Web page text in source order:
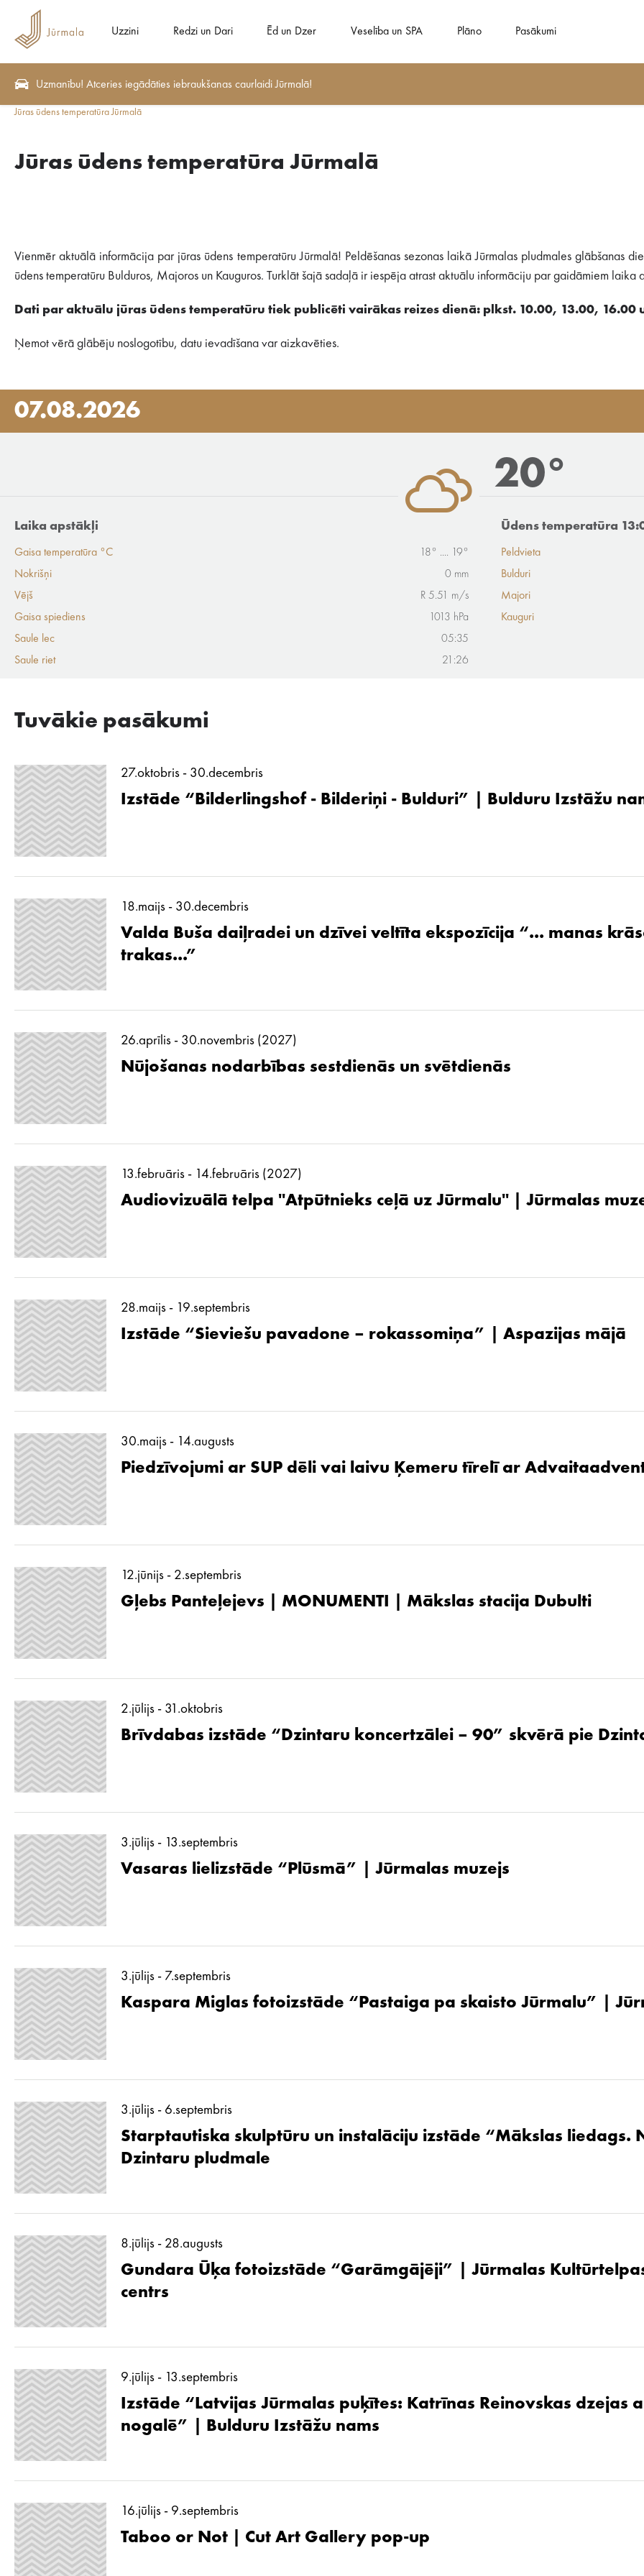
Uzzini Redzi un Dari Ēd un Dzer Veselība un SPA Plāno Pasākumi
Uzmanību! Atceries iegādāties iebraukšanas caurlaidi Jūrmalā!
Jūras ūdens temperatūra Jūrmalā
Jūras ūdens temperatūra Jūrmalā
Vienmēr aktuālā informācija par jūras ūdens temperatūru Jūrmalā! Peldēšanas sezonas laikā Jūrmalas pludmales glābšanas
ūdens temperatūru Bulduros, Majoros un Kauguros. Turklāt šajā sadaļā ir iespēja atrast aktuālu informāciju par gaidāmiem
Dati par aktuālu jūras ūdens temperatūru tiek publicēti vairākas reizes dienā: plkst. 10.00, 13.00, 16.00
Ņemot vērā glābēju noslogotību, datu ievadīšana var aizkavēties.
07.08.2026
20°
Laika apstākļi
Gaisa temperatūra °C
18° .... 19°
Nokrišņi
0 mm
Vējš
R 5.51 m/s
Gaisa spiediens
1013 hPa
Saule lec
05:35
Saule riet
21:26
Ūdens temperatūra
Peldvieta
Bulduri
Majori
Kauguri
Tuvākie pasākumi
27.oktobris - 30.decembris
Izstāde “Bilderlingshof - Bilderiņi - Bulduri” | Bulduru Izstāžu
18.maijs - 30.decembris
Valda Buša daiļradei un dzīvei veltīta ekspozīcija “... manas
trakas...”
26.aprīlis - 30.novembris (2027)
Nūjošanas nodarbības sestdienās un svētdienās
13.februāris - 14.februāris (2027)
Audiovizuālā telpa ''Atpūtnieks ceļā uz Jūrmalu'' | Jūrmalas
28.maijs - 19.septembris
Izstāde “Sieviešu pavadone – rokassomiņa” | Aspazijas mājā
30.maijs - 14.augusts
Piedzīvojumi ar SUP dēli vai laivu Ķemeru tīrelī ar
12.jūnijs - 2.septembris
Gļebs Panteļejevs | MONUMENTI | Mākslas stacija Dubulti
2.jūlijs - 31.oktobris
Brīvdabas izstāde “Dzintaru koncertzālei – 90” skvērā pie
3.jūlijs - 13.septembris
Vasaras lielizstāde “Plūsmā” | Jūrmalas muzejs
3.jūlijs - 7.septembris
Kaspara Miglas fotoizstāde “Pastaiga pa skaisto Jūrmalu” |
3.jūlijs - 6.septembris
Starptautiska skulptūru un instalāciju izstāde “Mākslas liedags.
Dzintaru pludmale
8.jūlijs - 28.augusts
Gundara Ūķa fotoizstāde “Garāmgājēji” | Jūrmalas
centrs
9.jūlijs - 13.septembris
Izstāde “Latvijas Jūrmalas puķītes: Katrīnas Reinovskas dzejas
nogalē” | Bulduru Izstāžu nams
16.jūlijs - 9.septembris
Taboo or Not | Cut Art Gallery pop-up